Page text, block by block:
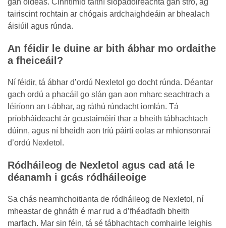
gan oideas. Cinntímid taithí siopadóireachta gan stró, ag
tairiscint rochtain ar chógais ardchaighdeáin ar bhealach
áisiúil agus rúnda.
An féidir le duine ar bith ábhar mo ordaithe
a fheiceáil?
Ní féidir, tá ábhar d’ordú Nexletol go docht rúnda. Déantar
gach ordú a phacáil go slán gan aon mharc seachtrach a
léiríonn an t-ábhar, ag ráthú rúndacht iomlán. Tá
príobháideacht ár gcustaiméirí thar a bheith tábhachtach
dúinn, agus ní bheidh aon tríú páirtí eolas ar mhionsonraí
d’ordú Nexletol.
Ródháileog de Nexletol agus cad atá le
déanamh i gcás ródháileoige
Sa chás neamhchoitianta de ródháileog de Nexletol, ní
mheastar de ghnáth é mar rud a d’fhéadfadh bheith
marfach. Mar sin féin, tá sé tábhachtach comhairle leighis